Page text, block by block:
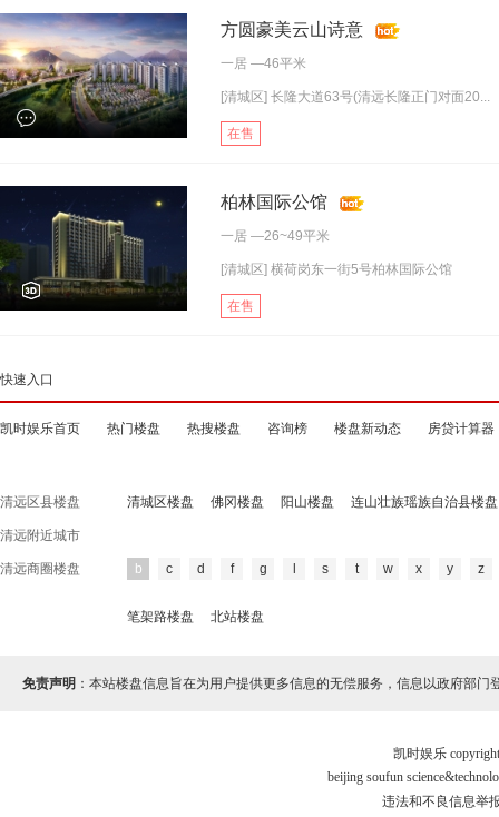
方圆豪美云山诗意
一居 —46平米
[清城区] 长隆大道63号(清远长隆正门对面20...
在售
柏林国际公馆
一居 —26~49平米
[清城区] 横荷岗东一街5号柏林国际公馆
在售
快速入口
凯时娱乐首页 热门楼盘 热搜楼盘 咨询榜 楼盘新动态 房贷计算器
清远区县楼盘 清城区楼盘 佛冈楼盘 阳山楼盘 连山壮族瑶族自治县楼盘
清远附近城市
清远商圈楼盘 b c d f g s t w x y z
笔架路楼盘 北站楼盘
免责声明 ：本站楼盘信息旨在为用户提供更多信息的无偿服务，信息以政府部门
凯时娱乐
beijing soufun
违法和不良信息举